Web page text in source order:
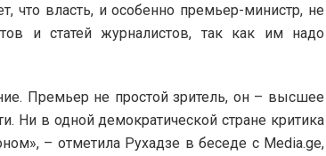
что власть, и особенно премьер-министр, не
и статей журналистов, так как им надо
Премьер не простой зритель, он – высшее
Ни в одной демократической стране критика
– отметила Рухадзе в беседе с Media.ge,